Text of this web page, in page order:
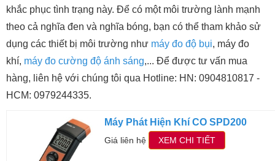
khắc phục tình trạng này. Để có một môi trường lành mạnh
theo cả nghĩa đen và nghĩa bóng, bạn có thể tham khảo sử
dụng các thiết bị môi trường như máy đo độ bụi, máy đo
khí, máy đo cường độ ánh sáng,... Để được tư vấn mua
hàng, liên hệ với chúng tôi qua Hotline: HN: 0904810817 -
HCM: 0979244335.
Máy Phát Hiện Khí CO SPD200
Giá liên hệ XEM CHI TIẾT